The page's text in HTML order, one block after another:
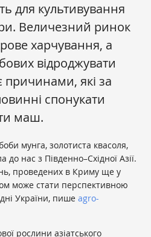
для культивування
Величезний ринок
харчування, а
відроджувати
причинами, які за
спонукати
маш.
мунга, золотиста квасоля,
нас з Південно–Східної Азії.
проведених в Криму ще у
може стати перспективною
України, пише agro-
рослини азіатського